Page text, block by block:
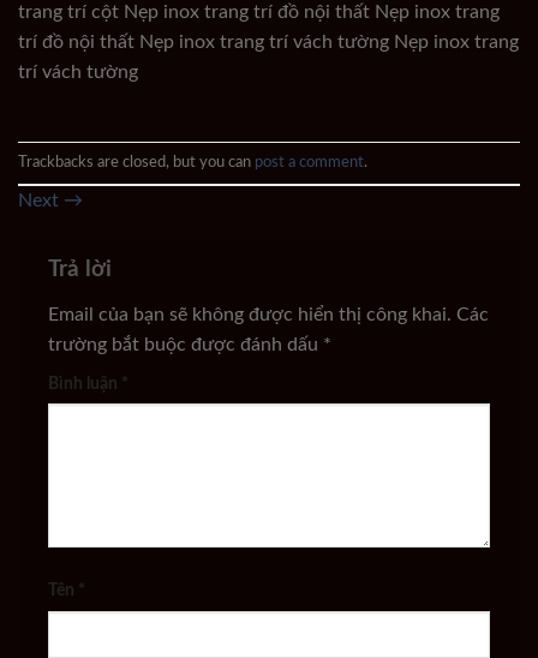
trang trí cột Nẹp inox trang trí đồ nội thất Nẹp inox trang
trí đồ nội thất Nẹp inox trang trí vách tường Nẹp inox trang
trí vách tường
Trackbacks are closed, but you can post a comment.
Next →
Trả lời
Email của bạn sẽ không được hiển thị công khai. Các
trường bắt buộc được đánh dấu *
Bình luận *
Tên *